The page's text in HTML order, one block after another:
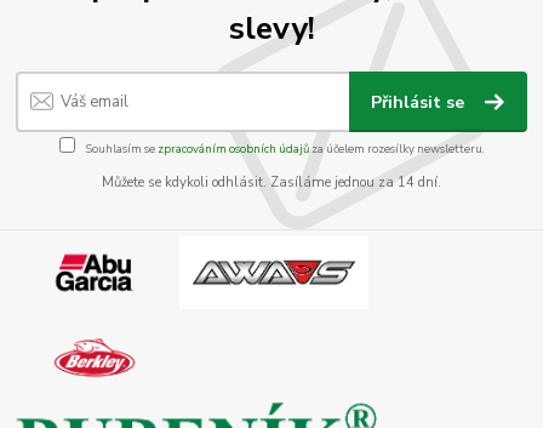
slevy!
Přihlásit se
Souhlasím se zpracováním osobních údajůza účelem rozesílky newsletteru.
Můžete se kdykoli odhlásit. Zasíláme jednou za 14 dní.